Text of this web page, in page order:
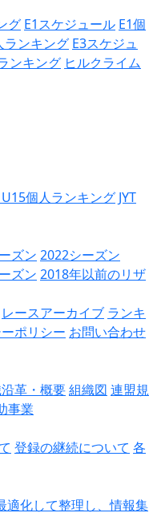
グ E1スケジュール E1個
ランキング E3スケジュ
ンキング ヒルクライム
U15個人ランキング JYT
ズン 2022シーズン
ズン 2018年以前のリザ
レースアーカイブ ランキ
ポリシー お問い合わせ
革・概要組織図 連盟規
事業
登録の継続について 各
適化して整理し、情報集